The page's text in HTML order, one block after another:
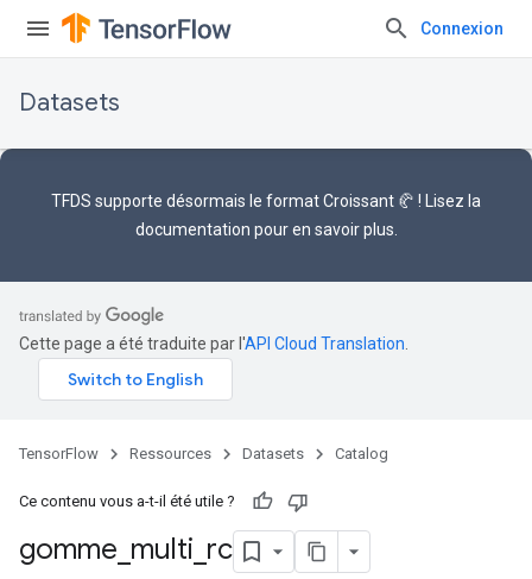
Connexion
Datasets
TFDS supporte désormais le format Croissant 🥐 ! Lisez la
documentation pour en savoir plus.
Cette page a été traduite par l'API Cloud Translation
TensorFlow Ressources Datasets Catalog
Ce contenu vous a-t-il été utile ?
gomme multi rc